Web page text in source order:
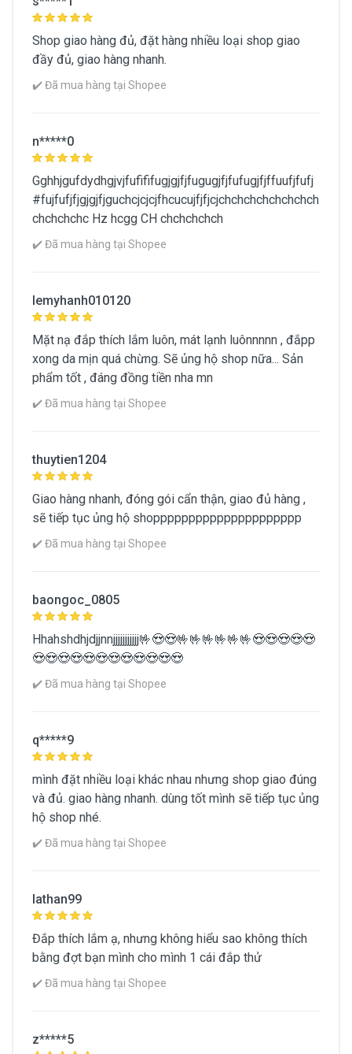
Shop giao hàng đủ, đặt hàng nhiều loại shop giao
đầy đủ, giao hàng nhanh.
✔️ Đã mua hàng tại Shopee
n*****0
Gghhjgufdydhgjvjfufififugjgjfjfugugjfjfufugjfjffuufjfufj
#fujfufjfjgjgjfjguchcjcjcjfhcucujfjfjcjchchchchchchchch
chchchchc Hz hcgg CH chchchchch
✔️ Đã mua hàng tại Shopee
lemyhanh010120
Mặt nạ đắp thích lắm luôn, mát lạnh luônnnnn , đắpp
xong da mịn quá chừng. Sẽ ủng hộ shop nữa... Sản
phẩm tốt , đáng đồng tiền nha mn
✔️ Đã mua hàng tại Shopee
thuytien1204
Giao hàng nhanh, đóng gói cẩn thận, giao đủ hàng ,
sẽ tiếp tục ủng hộ shoppppppppppppppppppppp
✔️ Đã mua hàng tại Shopee
baongoc_0805
Hhahshdhjdjjnnjjjjjjjjjjj🤟😍😍🤟🤟🤟🤟🤟🤟😍😍😍😍😍
😍😍😍😍😍😍😍😍😍😍😍😍
✔️ Đã mua hàng tại Shopee
q*****9
mình đặt nhiều loại khác nhau nhưng shop giao đúng
và đủ. giao hàng nhanh. dùng tốt mình sẽ tiếp tục ủng
hộ shop nhé.
✔️ Đã mua hàng tại Shopee
lathan99
Đắp thích lắm ạ, nhưng không hiểu sao không thích
bằng đợt bạn mình cho mình 1 cái đắp thử
✔️ Đã mua hàng tại Shopee
z*****5